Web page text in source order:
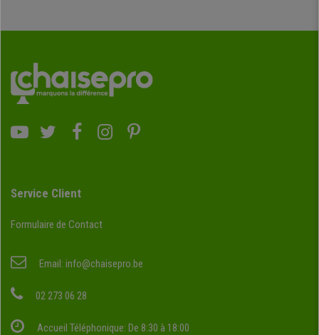
Service Client
Formulaire de Contact
Email: info@chaisepro.be
02 273 06 28
Accueil Téléphonique: De 8:30 à 18:00